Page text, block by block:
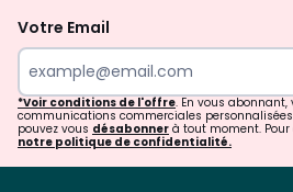
Votre Email
*Voir conditions de l'offre. En vous abonnant,
communications commerciales personnalisées
pouvez vous désabonner à tout moment.
notre politique de confidentialité.